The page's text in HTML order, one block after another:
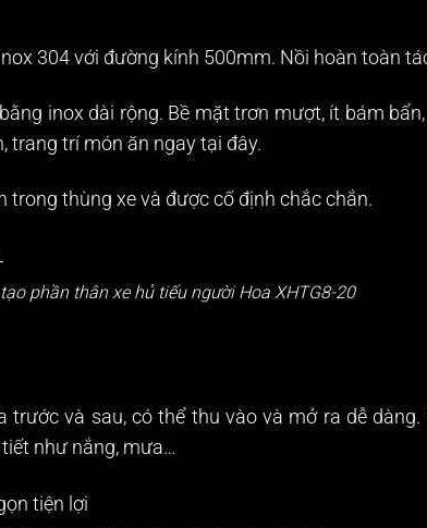
304 với đường kính 500mm. Nồi hoàn toàn
inox dài rộng. Bề mặt trơn mượt, ít bám
trang trí món ăn ngay tại đây.
trong thùng xe và được cố định chắc chắn.
phần thân xe hủ tiếu người Hoa XHTG8-20
trước và sau, có thể thu vào và mở ra dễ
như nắng, mưa…